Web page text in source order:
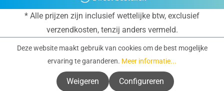
* Alle prijzen zijn inclusief wettelijke btw, exclusief
verzendkosten, tenzij anders vermeld.
Deze website maakt gebruik van cookies om de best mogelijke
ervaring te garanderen. Meer informatie...
Weigeren Configureren